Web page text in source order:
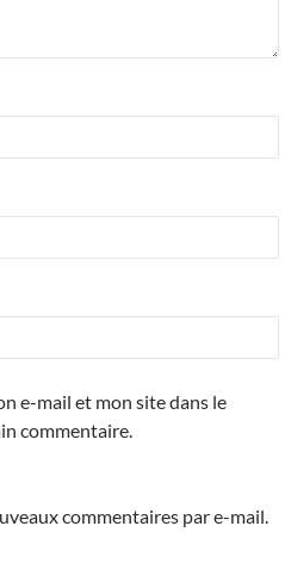
e-mail et mon site dans le
commentaire.
commentaires par e-mail.